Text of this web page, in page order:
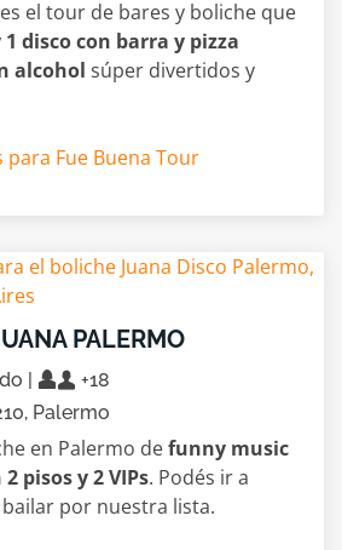
es el tour de bares y boliche que
1 disco con barra y pizza
alcohol súper divertidos y
Fue Buena Tour
PALERMO
|
+18
Palermo
en Palermo defunny music
pisos y 2 VIPs. Podés ir a
por nuestra lista.